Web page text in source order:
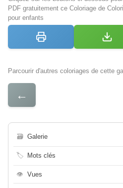
PDF gratuitement ce Coloriage de
pour enfants
Parcourir d'autres coloriages de cette
←
🗃 Galerie
🏷 Mots clés
👁 Vues